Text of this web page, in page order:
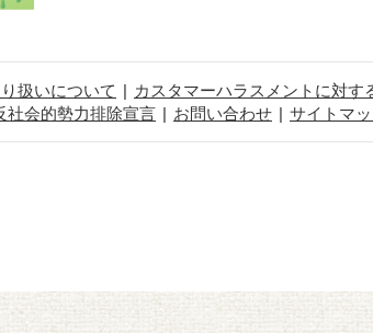
扱いについて カスタマーハラスメントに対す
社会的勢力排除宣言
お問い合わせ サイトマ